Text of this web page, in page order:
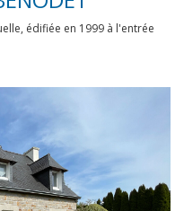
édifiée en 1999 à l'entrée